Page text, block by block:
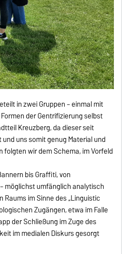
in zwei Gruppen – einmal mit
der Gentrifizierung selbst
Kreuzberg, da dieser seit
uns somit genug Material und
wir dem Schema, im Vorfeld
bis Graffiti, von
möglichst umfänglich analytisch
im Sinne des „Linguistic
Zugängen, etwa im Falle
der Schließung im Zuge des
im medialen Diskurs gesorgt